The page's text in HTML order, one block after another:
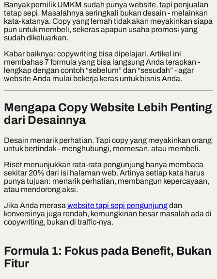
Banyak pemilik UMKM sudah punya website, tapi penjualan
tetap sepi. Masalahnya seringkali bukan desain - melainkan
kata-katanya. Copy yang lemah tidak akan meyakinkan siapa
pun untuk membeli, sekeras apapun usaha promosi yang
sudah dikeluarkan.
Kabar baiknya: copywriting bisa dipelajari. Artikel ini
membahas 7 formula yang bisa langsung Anda terapkan -
lengkap dengan contoh “sebelum” dan “sesudah” - agar
website Anda mulai bekerja keras untuk bisnis Anda.
Mengapa Copy Website Lebih Penting
dari Desainnya
Desain menarik perhatian. Tapi copy yang meyakinkan orang
untuk bertindak - menghubungi, memesan, atau membeli.
Riset menunjukkan rata-rata pengunjung hanya membaca
sekitar 20% dari isi halaman web. Artinya setiap kata harus
punya tujuan: menarik perhatian, membangun kepercayaan,
atau mendorong aksi.
Jika Anda merasa website tapi sepi pengunjungdan
konversinya juga rendah, kemungkinan besar masalah ada di
copywriting, bukan di traffic-nya.
Formula 1: Fokus pada Benefit, Bukan
Fitur